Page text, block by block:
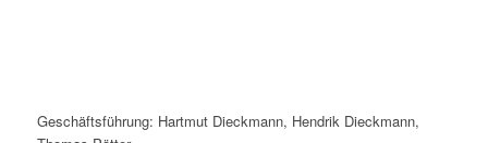
Geschäftsführung: Hartmut Dieckmann, Hendrik Dieckmann,